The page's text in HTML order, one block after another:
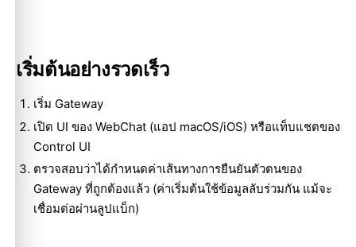
เริ่มต้นอย่างรวดเร็ว
เริ่ม Gateway
เปิด UI ของ WebChat (แอป macOS/iOS) หรือแท็บแชตของ
Control UI
ตรวจสอบว่าได้กำหนดค่าเส้นทางการยืนยันตัวตนของ
Gateway ที่ถูกต้องแล้ว (ค่าเริ่มต้นใช้ข้อมูลลับร่วมกัน แม้จะ
เชื่อมต่อผ่านลูปแบ็ก)